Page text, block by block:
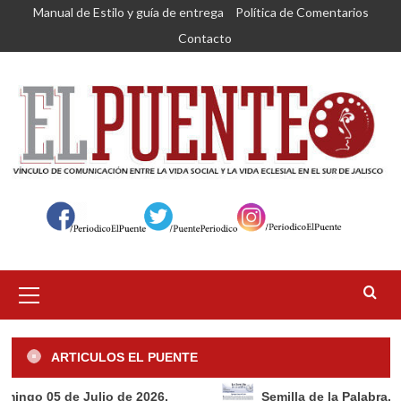
Saltar
contenido
Manual de Estilo y guía de entrega
Política de Comentarios
Contacto
primario
ARTICULOS EL PUENTE
Julio de 2026. Semilla de la Palabra, Domingo